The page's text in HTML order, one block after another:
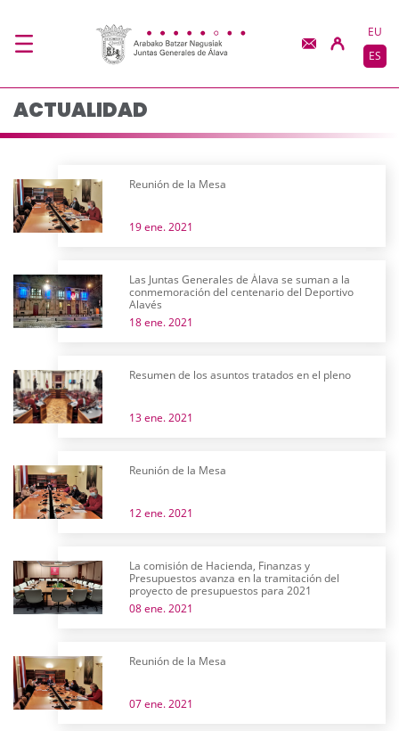
Actualidad - JJGG-
EU
ES
ACTUALIDAD
Reunión de la Mesa
19 ene. 2021
Las Juntas Generales de Álava se suman a la
conmemoración del centenario del Deportivo
Alavés
18 ene. 2021
Resumen de los asuntos tratados en el pleno
13 ene. 2021
Reunión de la Mesa
12 ene. 2021
La comisión de Hacienda, Finanzas y
Presupuestos avanza en la tramitación del
proyecto de presupuestos para 2021
08 ene. 2021
Reunión de la Mesa
07 ene. 2021